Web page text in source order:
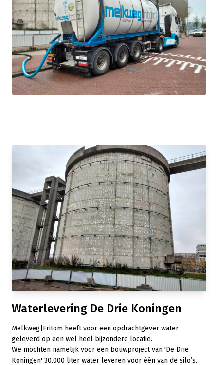
Waterlevering De Drie Koningen
Melkweg|Fritom heeft voor een opdrachtgever water
geleverd op een wel heel bijzondere locatie.
We mochten namelijk voor een bouwproject van 'De Drie
Koningen' 30.000 liter water leveren voor één van de silo’s.